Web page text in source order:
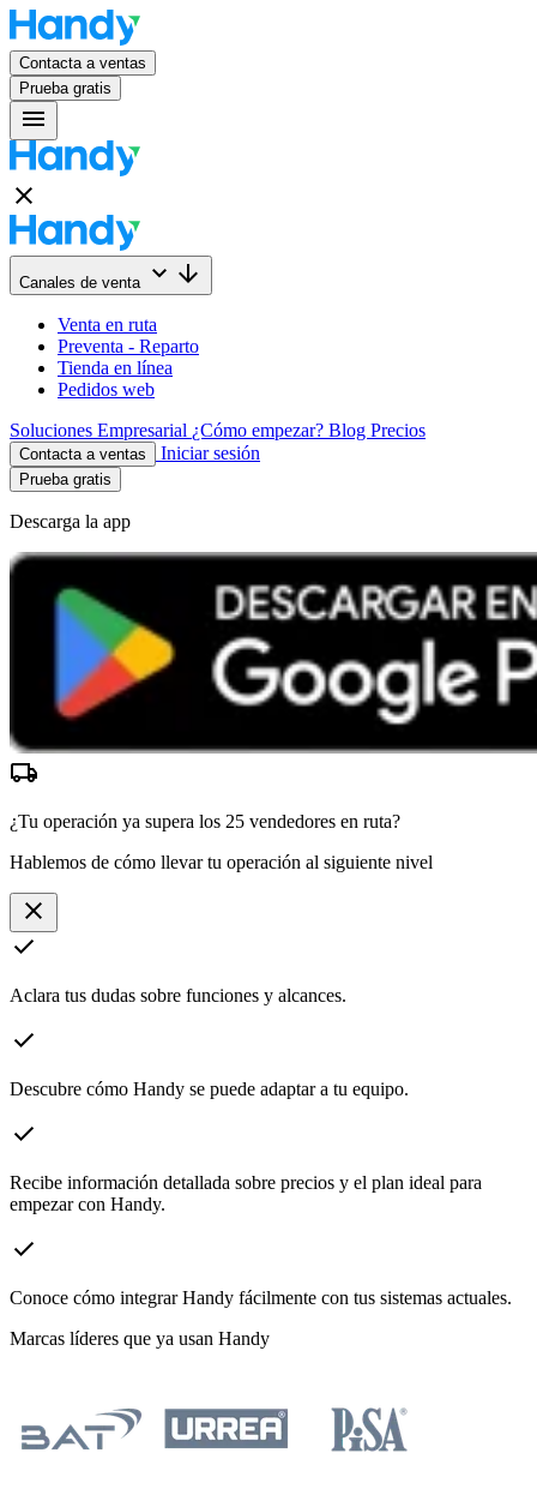
Contacta a ventas
Prueba gratis
menu
close
Canales de venta keyboard_arrow_down arrow_downward
Venta en ruta
Preventa - Reparto
Tienda en línea
Pedidos web
Soluciones Empresarial ¿Cómo empezar? Blog Precios
Contacta a ventas Iniciar sesión
Prueba gratis
Descarga la app
local_shipping
¿Tu operación ya supera los 25 vendedores en ruta?
Hablemos de cómo llevar tu operación al siguiente nivel
close
check
Aclara tus dudas sobre funciones y alcances.
check
Descubre cómo Handy se puede adaptar a tu equipo.
check
Recibe información detallada sobre precios y el plan ideal para
empezar con Handy.
check
Conoce cómo integrar Handy fácilmente con tus sistemas actuales.
Marcas líderes que ya usan Handy